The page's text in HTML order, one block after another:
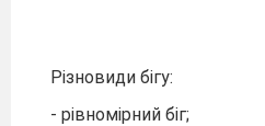
Різновиди бігу:
- рівномірний біг;